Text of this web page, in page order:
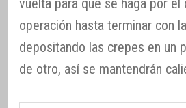
vuelta para que se haga por
operación hasta terminar con
depositando las crepes en un
de otro, así se mantendrán